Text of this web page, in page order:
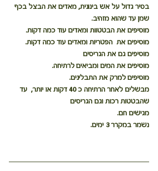
בסיר גדול על אש בינונית, מאדים את הבצל בכף
שמן עד שהוא מזהיב.
מוסיפים את הבטטוות ומאדים עוד כמה דקות.
מוסיפים את  הפטריות ומאדים עוד כמה דקות.
מוסיפים גם את הגריסים
מוסיפים את המים ומביאים לרתיחה.
מוסיפים למרק את התבלינים.
מבשלים לאחר הרתיחה כ 40 דקות או יותר,  עד
שהבטטות רכות וגם הגריסים
מגישים חם.
נשמר במקרר 3 ימים.